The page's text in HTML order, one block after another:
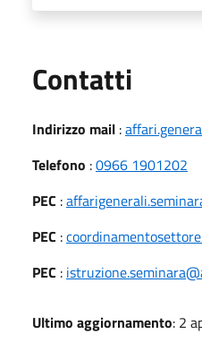
Contatti
Indirizzo mail :
Telefono :0966 1901202
PEC :
PEC :
PEC :
Ultimo aggiornamento: 2